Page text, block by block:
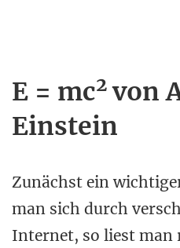
E = mc2von
Einstein
Zunächst ein
man sich durch
Internet, so liest man